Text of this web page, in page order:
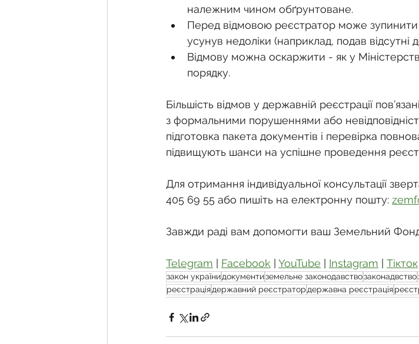
належним чином обґрунтоване.
Перед відмовою реєстратор може зупинити
усунув недоліки (наприклад, подав відсутні
Відмову можна оскаржити - як у
порядку.
Більшість відмов у державній реєстрації
з формальними порушеннями або
підготовка пакета документів і перевірка
підвищують шанси на успішне проведення
Для отримання індивідуальної консультації
405 69 55 або пишіть на електронну пошту:
Завжди раді вам допомогти ваш Земельний
Telegram Facebook YouTube Instagram Тікток
закон українидокументиземельне законодавствозаконадвство
реєстраціядержавний реєстратор державна реєстрація